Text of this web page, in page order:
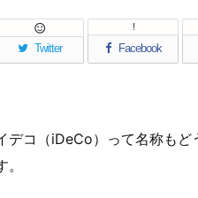
Twitter

Facebook
!
デコ（iDeCo）って名称も
。